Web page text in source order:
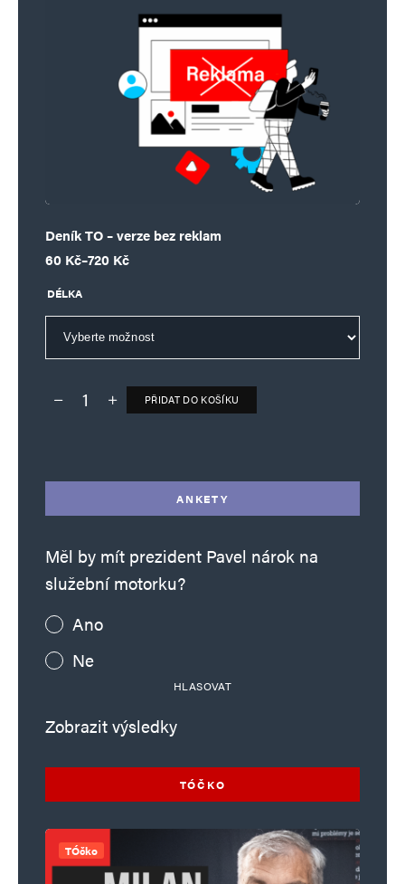
Deník TO – verze bez reklam
60 Kč–720 Kč
Rozpětí cen: 60 Kč až 720 Kč
DÉLKA
Deník TO – verze bez reklam množství
PŘIDAT DO KOŠÍKU
ANKETY
Měl by mít prezident Pavel nárok na
služební motorku?
Ano
Ne
HLASOVAT
Zobrazit výsledky
TÓČKO
TÓčko